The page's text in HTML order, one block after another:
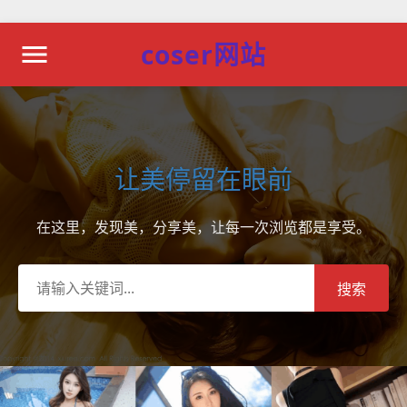
coser网站
让美停留在眼前
在这里，发现美，分享美，让每一次浏览都是享受。
搜索